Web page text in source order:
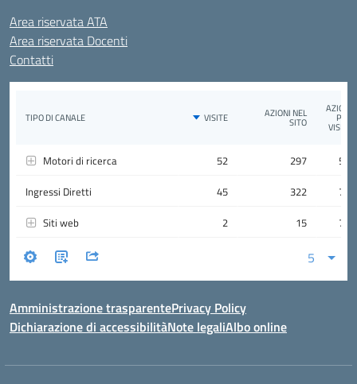
Area riservata ATA
Area riservata Docenti
Contatti
Amministrazione trasparentePrivacy Policy
Dichiarazione di accessibilitàNote legaliAlbo online